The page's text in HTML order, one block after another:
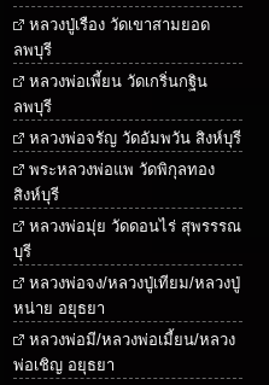
หลวงปู่เรือง วัดเขาสามยอด
ลพบุรี
หลวงพ่อเพี้ยน วัดเกริ่นกฐิน
ลพบุรี
หลวงพ่อจรัญ วัดอัมพวัน สิงห์บุรี
พระหลวงพ่อแพ วัดพิกุลทอง
สิงห์บุรี
หลวงพ่อมุ่ย วัดดอนไร่ สุพรรรณ
บุรี
หลวงพ่อจง/หลวงปู่เทียม/หลวงปู่
หน่าย อยุธยา
หลวงพ่อมี/หลวงพ่อเมี้ยน/หลวง
พ่อเชิญ อยุธยา